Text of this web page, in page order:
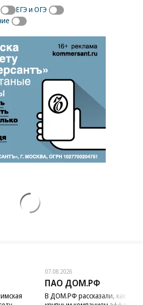
ЕГЭ и ОГЭ
07.08.2026
ПАО ДОМ.РФ
В ДОМ.РФ рассказали, как